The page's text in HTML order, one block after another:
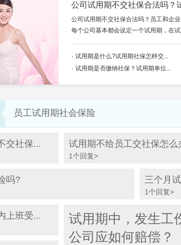
公司试用期不交社保合法吗？
公司试用期不交社保合法吗？员工和企
每个公司基本都会设定一个试用期，在
试用期是什么?试用期社保怎样交...
试用期是否缴纳社保？试用期单位...
员工试用期社会保险
交社保... 试用期不给员工交社保怎么
1个回复>
吗? 三个月
1个回复>
上班受...
试用期中，发生工
公司应如何赔偿？